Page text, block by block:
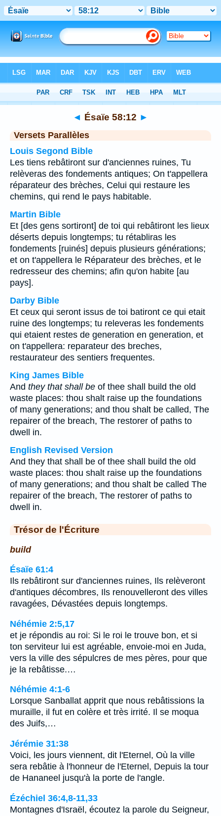
Chapitre 58> Verset 12
◄ Ésaïe 58:12 ►
Versets Parallèles
Louis Segond Bible
Les tiens rebâtiront sur d'anciennes ruines, Tu
relèveras des fondements antiques; On t'appellera
réparateur des brèches, Celui qui restaure les
chemins, qui rend le pays habitable.
Martin Bible
Et [des gens sortiront] de toi qui rebâtiront les lieux
déserts depuis longtemps; tu rétabliras les
fondements [ruinés] depuis plusieurs générations;
et on t'appellera le Réparateur des brèches, et le
redresseur des chemins; afin qu'on habite [au
pays].
Darby Bible
Et ceux qui seront issus de toi batiront ce qui etait
ruine des longtemps; tu releveras les fondements
qui etaient restes de generation en generation, et
on t'appellera: reparateur des breches,
restaurateur des sentiers frequentes.
King James Bible
And they that shall be of thee shall build the old
waste places: thou shalt raise up the foundations
of many generations; and thou shalt be called, The
repairer of the breach, The restorer of paths to
dwell in.
English Revised Version
And they that shall be of thee shall build the old
waste places: thou shalt raise up the foundations
of many generations; and thou shalt be called The
repairer of the breach, The restorer of paths to
dwell in.
Trésor de l'Écriture
build
Ésaïe 61:4
Ils rebâtiront sur d'anciennes ruines, Ils relèveront
d'antiques décombres, Ils renouvelleront des villes
ravagées, Dévastées depuis longtemps.
Néhémie 2:5,17
et je répondis au roi: Si le roi le trouve bon, et si
ton serviteur lui est agréable, envoie-moi en Juda,
vers la ville des sépulcres de mes pères, pour que
je la rebâtisse.…
Néhémie 4:1-6
Lorsque Sanballat apprit que nous rebâtissions la
muraille, il fut en colère et très irrité. Il se moqua
des Juifs,…
Jérémie 31:38
Voici, les jours viennent, dit l'Eternel, Où la ville
sera rebâtie à l'honneur de l'Eternel, Depuis la tour
de Hananeel jusqu'à la porte de l'angle.
Ézéchiel 36:4,8-11,33
Montagnes d'Israël, écoutez la parole du Seigneur,